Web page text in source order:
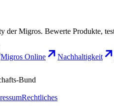
der Migros. Bewerte Produkte,
Migros Online Nachhaltigkeit
Bund
Rechtliches